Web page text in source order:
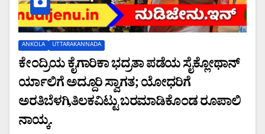
ANKOLA UTTARAKANNADA
ಕೇಂದ್ರಿಯ ಕೈಗಾರಿಕಾ ಭದ್ರತಾ ಪಡೆಯ ಸೈಕ್ಲೋಥಾನ್
ರ್ಯಾಲಿಗೆ ಅದ್ದೂರಿ ಸ್ವಾಗತ; ಯೋಧರಿಗೆ
ಅರತಿಬೆಳಗಿ,ತಿಲಕವಿಟ್ಟು ಬರಮಾಡಿಕೊಂಡ ರೂಪಾಲಿ
ನಾಯ್ಕ.